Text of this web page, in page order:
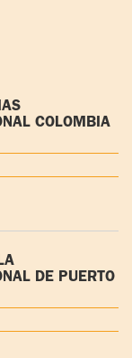
COLOMBIA
DE PUERTO